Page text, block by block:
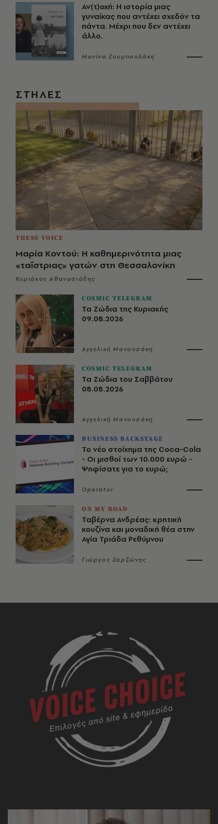
Αν(τ)οχή: Η ιστορία μιας
γυναίκας που αντέχει σχεδόν τα
πάντα. Μέχρι που δεν αντέχει
άλλο.
Μανίνα Ζουμπουλάκη
ΣΤΗΛΕΣ
THESS VOICE
Μαρία Κοντού: Η καθημερινότητα μιας
«ταΐστριας» γατών στη Θεσσαλονίκη
Κυριάκος Αθανασιάδης
COSMIC TELEGRAM
Τα Ζώδια της Κυριακής
09.08.2026
Αγγελική Μανουσάκη
COSMIC TELEGRAM
Τα Ζώδια του Σαββάτου
08.08.2026
Αγγελική Μανουσάκη
BUSINESS BACKSTAGE
Το νέο στοίχημα της Coca-Cola
- Οι μισθοί των 10.000 ευρώ -
Ψηφίσατε για το ευρώ;
Operator
ON MY ROAD
Ταβέρνα Ανδρέας: κρητική
κουζίνα και μοναδική θέα στην
Αγία Τριάδα Ρεθύμνου
Γιώργος Ζαρζώνης